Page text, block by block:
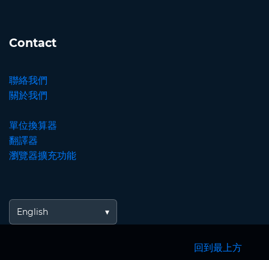
Contact
聯絡我們
關於我們
單位換算器
翻譯器
瀏覽器擴充功能
English
回到最上方